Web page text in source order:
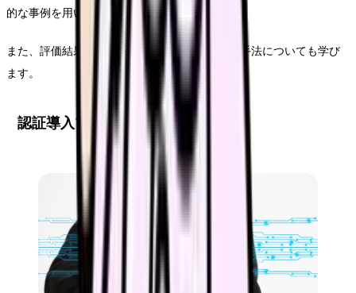
的な事例を用いたワークショップを実施します。
また、評価結果の分布分析やクロスチェックの手法についても学び
ます。
認証導入プロセスと運用のポイント